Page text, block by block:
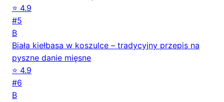
⭐ 4.9
#5
B
Biała kiełbasa w koszulce – tradycyjny przepis na
pyszne danie mięsne
⭐ 4.9
#6
B